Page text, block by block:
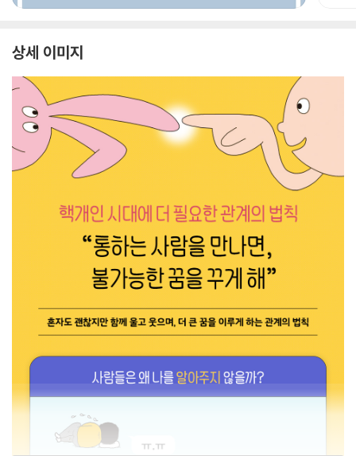
상세 이미지